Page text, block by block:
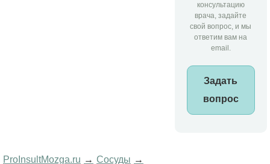
консультацию
врача, задайте
свой вопрос, и мы
ответим вам на
email.
Задать
вопрос
ProInsultMozga.ru Сосуды